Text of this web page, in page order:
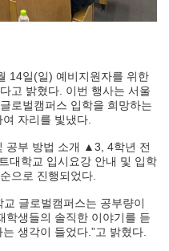
14일(일) 예비지원자를 위한
고 밝혔다. 이번 행사는 서울
로벌캠퍼스 입학을 희망하는
자리를 빛냈다.
공부 방법 소개 ▲3, 4학년 전
대학교 입시요강 안내 및 입학
으로 진행되었다.
글로벌캠퍼스는 공부량이
학생들의 솔직한 이야기를 듣
생각이 들었다.”고 밝혔다.